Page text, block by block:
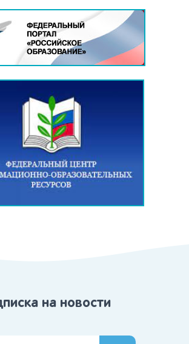
на новости